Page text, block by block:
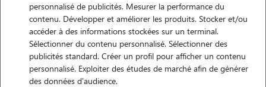
depuis toujours, j'ai un lien très fort avec les animaux. j'ai toujours été
sensible à leur bien-être. j'ai eu l'occasion de m'occuper de plusieurs
animaux (chiens, chats, rongeurs...) que ce soit dans ma famille ou
pour des proches, et cela m'a permis de développer un sens des
responsabilités, de la patience et une bonne connaissance de leurs
besoins.
personnalisé de publicités. Mesurer la performance du
contenu. Développer et améliorer les produits. Stocker et/ou
accéder à des informations stockées sur un terminal.
Sélectionner du contenu personnalisé. Sélectionner des
publicités standard. Créer un profil pour afficher un contenu
personnalisé. Exploiter des études de marché afin de générer
des données d'audience.